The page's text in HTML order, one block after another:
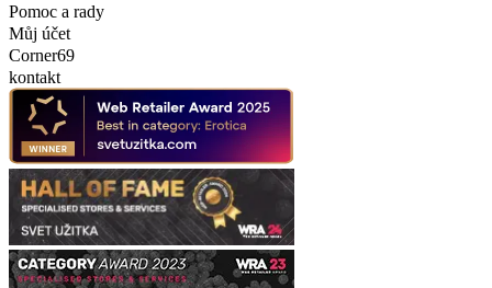
Pomoc a rady
Můj účet
Corner69
kontakt